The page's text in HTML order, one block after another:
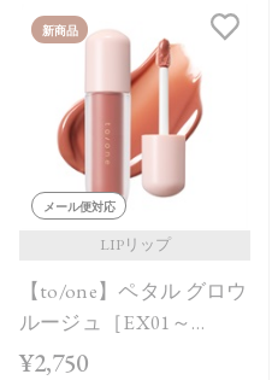
新商品
メール便対応
LIPリップ
【to/one】ペタル グロウ
ルージュ［EX01～
EX04］＜2026 AW
¥2,750